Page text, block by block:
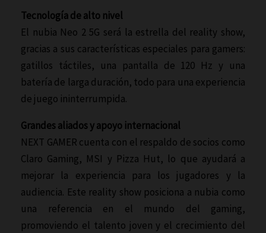
Tecnología de alto nivel
El nubia Neo 2 5G será la estrella del reality show,
gracias a sus características especiales para gamers:
gatillos táctiles, una pantalla de 120 Hz y una
batería de larga duración, todo para una experiencia
de juego ininterrumpida.
Grandes aliados y apoyo internacional
NEXT GAMER cuenta con el respaldo de socios como
Claro Gaming, MSI y Pizza Hut, lo que ayudará a
mejorar la experiencia para los jugadores y la
audiencia. Este reality show posiciona a nubia como
una referencia en el mundo del gaming,
promoviendo el talento joven y el crecimiento del